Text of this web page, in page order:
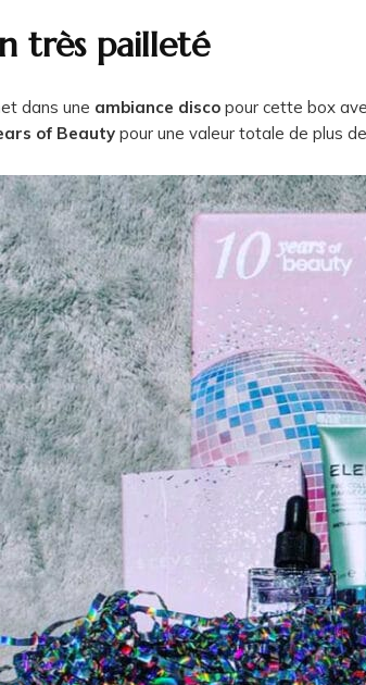
très pailleté
dans une ambiance disco pour cette box
of Beauty pour une valeur totale de plus